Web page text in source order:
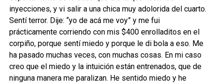
inyecciones, y vi salir a una chica muy adolorida del cuarto.
Sentí terror. Dije: “yo de acá me voy” y me fui
prácticamente corriendo con mis $400 enrolladitos en el
corpiño, porque sentí miedo y porque le di bola a eso. Me
ha pasado muchas veces, con muchas cosas. En mi caso
creo que el miedo y la intuición están entrenados, que de
ninguna manera me paralizan. He sentido miedo y he